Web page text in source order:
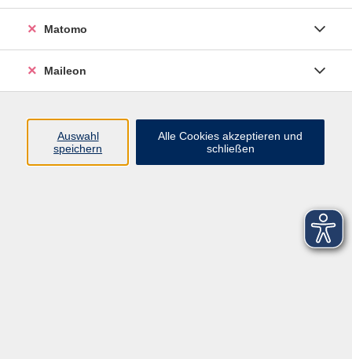
Matomo
Maileon
Auswahl
speichern
Alle Cookies akzeptieren und
schließen